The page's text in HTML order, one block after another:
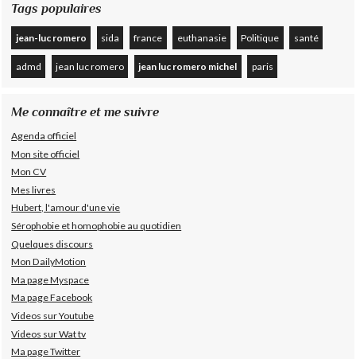
Tags populaires
jean-luc romero sida france euthanasie Politique santé
admd jean luc romero jean luc romero michel paris
Me connaître et me suivre
Agenda officiel
Mon site officiel
Mon CV
Mes livres
Hubert, l'amour d'une vie
Sérophobie et homophobie au quotidien
Quelques discours
Mon DailyMotion
Ma page Myspace
Ma page Facebook
Videos sur Youtube
Videos sur Wat tv
Ma page Twitter